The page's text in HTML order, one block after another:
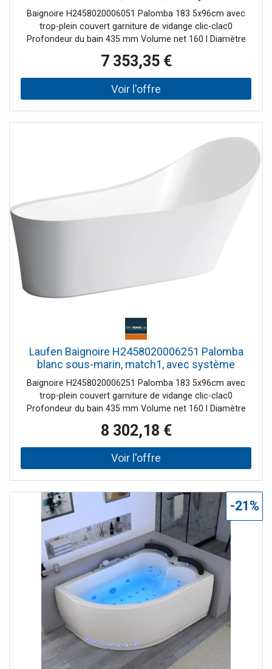
balnéo
Baignoire H2458020006051 Palomba 183 5x96cm avec
trop-plein couvert garniture de vidange clic-clac0
Profondeur du bain 435 mm Volume net 160 l Diamètre
7 353,35 €
Laufen Baignoire H2458020006251 Palomba
blanc sous-marin, match1, avec système
balnéo
Baignoire H2458020006251 Palomba 183 5x96cm avec
trop-plein couvert garniture de vidange clic-clac0
Profondeur du bain 435 mm Volume net 160 l Diamètre
8 302,18 €
-21%